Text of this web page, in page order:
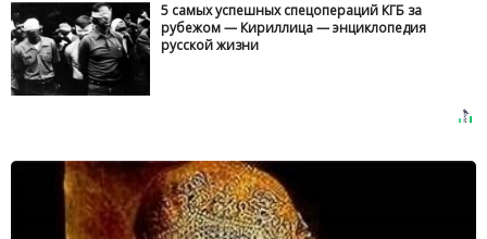
5 самых успешных спецопераций КГБ за
рубежом — Кириллица — энциклопедия
русской жизни